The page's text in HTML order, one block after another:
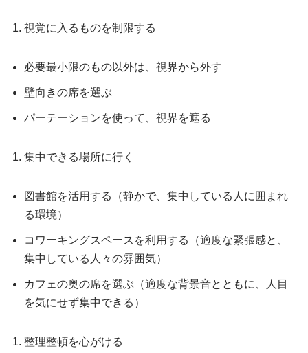
視覚に入るものを制限する
必要最小限のもの以外は、視界から外す
壁向きの席を選ぶ
パーテーションを使って、視界を遮る
集中できる場所に行く
図書館を活用する（静かで、集中している人に囲まれ
る環境）
コワーキングスペースを利用する（適度な緊張感と、
集中している人々の雰囲気）
カフェの奥の席を選ぶ（適度な背景音とともに、人目
を気にせず集中できる）
整理整頓を心がける